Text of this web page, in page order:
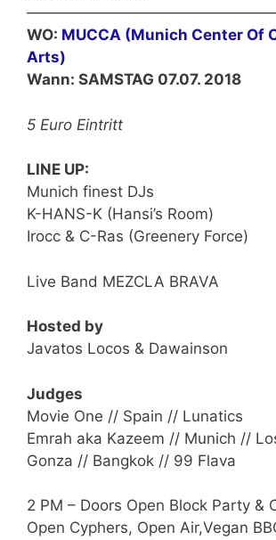
WO: MUCCA (Munich Center Of
Arts)
Wann: SAMSTAG 07.07. 2018
5 Euro Eintritt
LINE UP:
Munich finest DJs
K-HANS-K (Hansi’s Room)
Irocc & C-Ras (Greenery Force)
Live Band MEZCLA BRAVA
Hosted by
Javatos Locos & Dawainson
Judges
Movie One // Spain // Lunatics
Emrah aka Kazeem // Munich //
Gonza // Bangkok // 99 Flava
2 PM – Doors Open Block Party &
Open Cyphers, Open Air,Vegan